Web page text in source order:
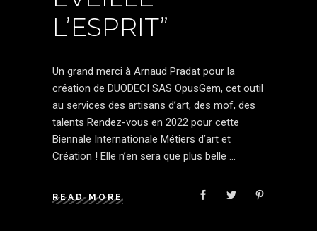
L’ESPRIT”
Un grand merci à Arnaud Pradat pour la
création de DUODECI SAS OpusGem, cet outil
au services des artisans d’art, des mof, des
talents Rendez-vous en 2022 pour cette
Biennale Internationale Métiers d’art et
Création ! Elle n’en sera que plus belle
READ MORE